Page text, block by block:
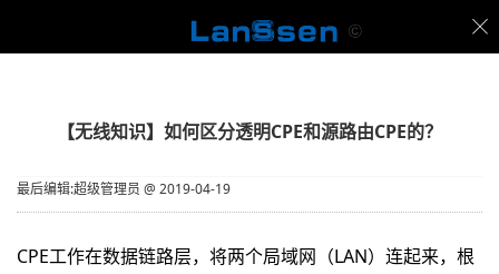
【无线知识】如何区分透明CPE和源路由CPE的？
最后编辑:超级管理员 @ 2019-04-19
CPE工作在数据链路层，将两个局域网（LAN）连起来，根